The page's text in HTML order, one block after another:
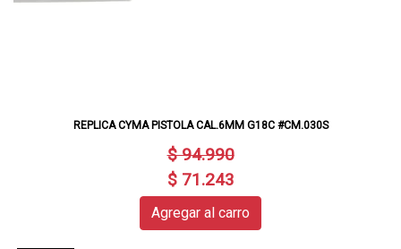
REPLICA CYMA PISTOLA CAL.6MM G18C #CM.030S
$ 94.990
$ 71.243
Agregar al carro